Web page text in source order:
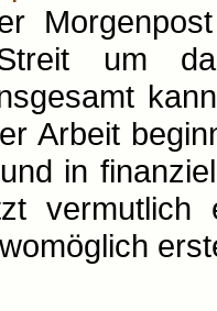
um
Arbeit
in
vermutlich